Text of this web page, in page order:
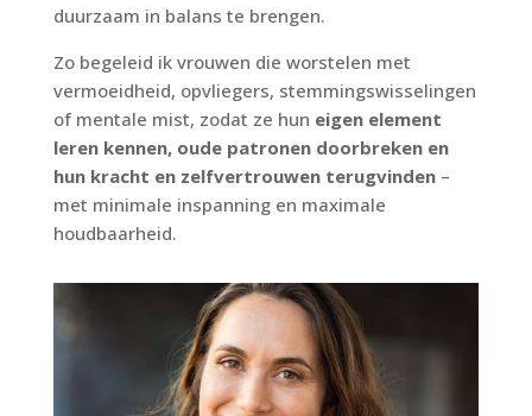
duurzaam in balans te brengen.
Zo begeleid ik vrouwen die worstelen met
vermoeidheid, opvliegers, stemmingswisselingen
of mentale mist, zodat ze hun eigen element
leren kennen, oude patronen doorbreken en
hun kracht en zelfvertrouwen terugvinden–
met minimale inspanning en maximale
houdbaarheid.